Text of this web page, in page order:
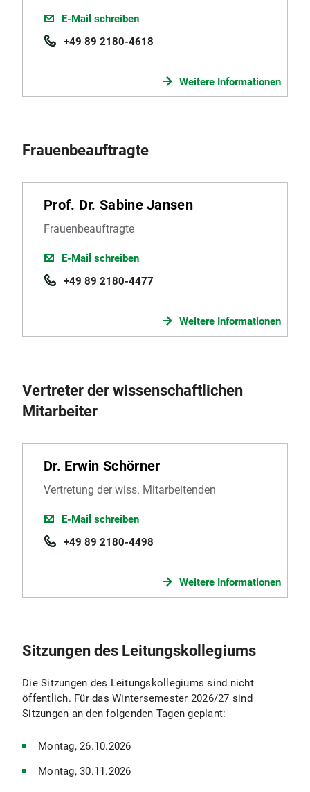
E-Mail schreiben
+49 89 2180-4618
Weitere Informationen
Frauenbeauftragte
Prof. Dr. Sabine Jansen
Frauenbeauftragte
E-Mail schreiben
+49 89 2180-4477
Weitere Informationen
Vertreter der wissenschaftlichen
Mitarbeiter
Dr. Erwin Schörner
Vertretung der wiss. Mitarbeitenden
E-Mail schreiben
+49 89 2180-4498
Weitere Informationen
Sitzungen des Leitungskollegiums
Die Sitzungen des Leitungskollegiums sind nicht
öffentlich. Für das Wintersemester 2026/27 sind
Sitzungen an den folgenden Tagen geplant:
Montag, 26.10.2026
Montag, 30.11.2026